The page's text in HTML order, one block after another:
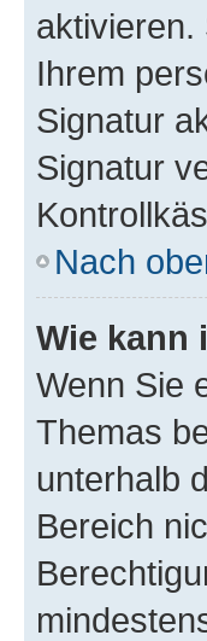
aktivieren.
Ihrem
Signatur
Signatur
Nach
Wie kann
Wenn Sie
Themas
unterhalb
Bereich